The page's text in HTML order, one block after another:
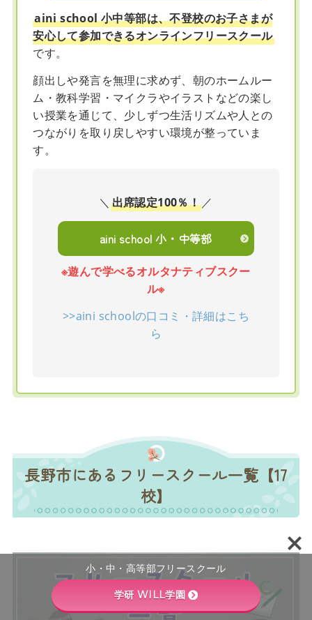
aini school 小中等部は、不登校のお子さまが
安心して参加できるオンラインフリースクール
です。
顔出しや発言を無理に求めず、朝のホームルー
ム・教科学習・マイクラやイラストなどの楽し
い授業を通じて、少しずつ生活リズムや人との
つながりを取り戻しやすい環境が整っていま
す。
＼ 出席認定100％！ ／
aini school 小・中等部
※遊んで学べるオルタナティブスクー
ル※
>>aini schoolの口コミ・詳細はこち
ら
長野市にあるフリースクール一覧【17
校】
小・中・高等部フリースクール
学研 WILL学園